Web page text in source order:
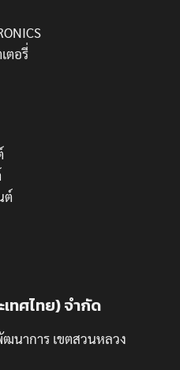
ตอรี่
ต์
ทศไทย) จำกัด
นาการ เขตสวนหลวง